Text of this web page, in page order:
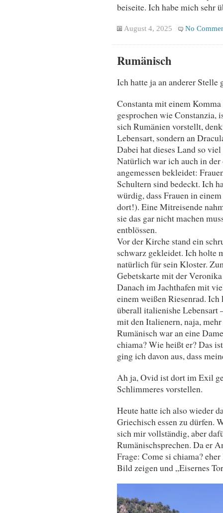
beiseite. Ich habe mich sehr
August 4, 2025 No
Rumänisch
Ich hatte ja an anderer Stelle
Constanta mit einem
gesprochen wie Constanzia,
sich Rumänien vorstellt,
Lebensart, sondern an
Dabei hat dieses Land so
Natürlich war ich auch in
angemessen bekleidet:
Schultern sind bedeckt. Ich
würdig, dass Frauen in
dort!). Eine Mitreisende
sie das gar nicht machen
entblössen.
Vor der Kirche stand ein
schwarz gekleidet. Ich holte
natürlich für sein Kloster.
Gebetskarte mit der
Danach im Jachthafen mit
einem weißen Riesenrad.
überall italienishe Lebensart
mit den Italienern, naja,
Rumänisch war an eine
chiama? Wie heißt er? Das
ging ich davon aus, dass
Ah ja, Ovid ist dort im Exil
Schlimmeres vorstellen.
Heute hatte ich also wieder
Griechisch essen zu dürfen.
sich mir vollständig, aber
Rumänischsprechen. Da er
Frage: Come si chiama?
Bild zeigen und „Eisernes